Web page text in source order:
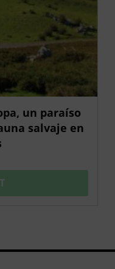
un paraíso
salvaje en